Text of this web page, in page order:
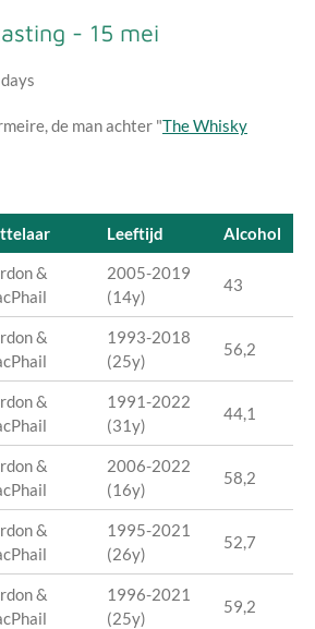
- 15 mei
de man achter "The Whisky
Leeftijd Alcohol
&
2005-2019
(14y)
43
&
1993-2018
(25y)
56,2
&
1991-2022
(31y)
44,1
&
2006-2022
(16y)
58,2
&
1995-2021
(26y)
52,7
&
1996-2021
(25y)
59,2